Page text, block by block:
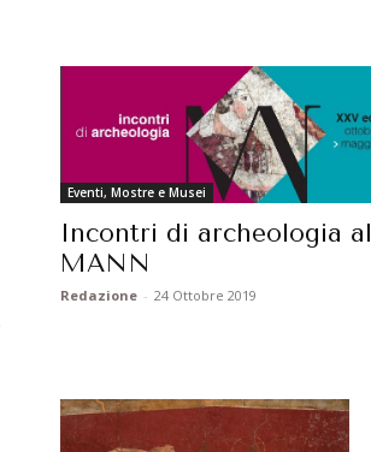
Eventi, Mostre e Musei
Incontri di archeologia al
MANN
Redazione - 24 Ottobre 2019